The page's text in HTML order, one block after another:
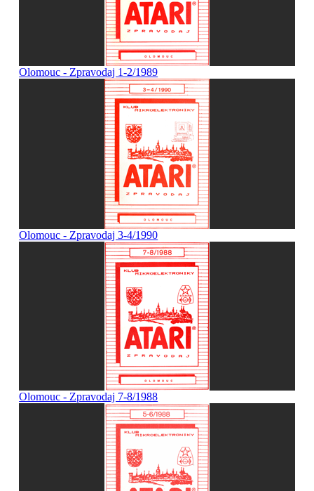
Olomouc - Zpravodaj 1-2/1989
Olomouc - Zpravodaj 3-4/1990
Olomouc - Zpravodaj 7-8/1988